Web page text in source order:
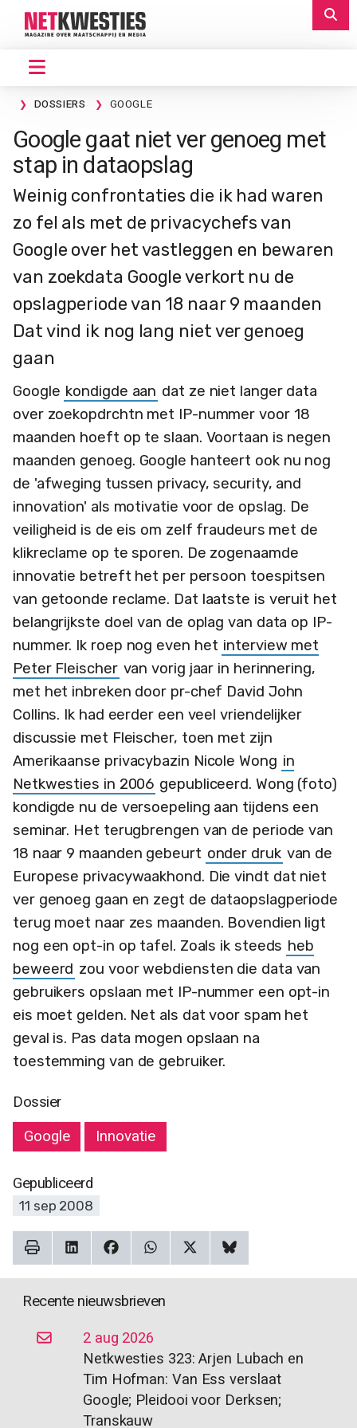
DOSSIERS GOOGLE
Google gaat niet ver genoeg met
stap in dataopslag
Weinig confrontaties die ik had waren
zo fel als met de privacychefs van
Google over het vastleggen en bewaren
van zoekdata Google verkort nu de
opslagperiode van 18 naar 9 maanden
Dat vind ik nog lang niet ver genoeg
gaan
Google kondigde aan dat ze niet langer data
over zoekopdrchtn met IP-nummer voor 18
maanden hoeft op te slaan. Voortaan is negen
maanden genoeg. Google hanteert ook nu nog
de 'afweging tussen privacy, security, and
innovation' als motivatie voor de opslag. De
veiligheid is de eis om zelf fraudeurs met de
klikreclame op te sporen. De zogenaamde
innovatie betreft het per persoon toespitsen
van getoonde reclame. Dat laatste is veruit het
belangrijkste doel van de oplag van data op IP-
nummer. Ik roep nog even het interview met
Peter Fleischer van vorig jaar in herinnering,
met het inbreken door pr-chef David John
Collins. Ik had eerder een veel vriendelijker
discussie met Fleischer, toen met zijn
Amerikaanse privacybazin Nicole Wong in
Netkwesties in 2006 gepubliceerd. Wong (foto)
kondigde nu de versoepeling aan tijdens een
seminar. Het terugbrengen van de periode van
18 naar 9 maanden gebeurt onder druk van de
Europese privacywaakhond. Die vindt dat niet
ver genoeg gaan en zegt de dataopslagperiode
terug moet naar zes maanden. Bovendien ligt
nog een opt-in op tafel. Zoals ik steeds heb
beweerd zou voor webdiensten die data van
gebruikers opslaan met IP-nummer een opt-in
eis moet gelden. Net als dat voor spam het
geval is. Pas data mogen opslaan na
toestemming van de gebruiker.
Dossier
Google
Innovatie
Gepubliceerd
11 sep 2008
Recente nieuwsbrieven
2 aug 2026
Netkwesties 323: Arjen Lubach en
Tim Hofman: Van Ess verslaat
Google; Pleidooi voor Derksen;
Transkauw